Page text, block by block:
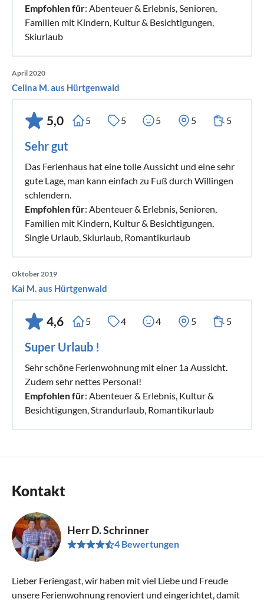
Empfohlen für: Abenteuer & Erlebnis, Senioren,
Familien mit Kindern, Kultur & Besichtigungen,
Skiurlaub
April 2020
Celina M. aus Hürtgenwald
5,0 5 5 5 5 5
Sehr gut
Das Ferienhaus hat eine tolle Aussicht und eine sehr
gute Lage, man kann einfach zu Fuß durch Willingen
schlendern.
Empfohlen für: Abenteuer & Erlebnis, Senioren,
Familien mit Kindern, Kultur & Besichtigungen,
Single Urlaub, Skiurlaub, Romantikurlaub
Oktober 2019
Kai M. aus Hürtgenwald
4,6 5 4 4 5 5
Super Urlaub !
Sehr schöne Ferienwohnung mit einer 1a Aussicht.
Zudem sehr nettes Personal!
Empfohlen für: Abenteuer & Erlebnis, Kultur &
Besichtigungen, Strandurlaub, Romantikurlaub
Kontakt
Herr D. Schrinner
4 Bewertungen
Lieber Feriengast, wir haben mit viel Liebe und Freude
unsere Ferienwohnung renoviert und eingerichtet, damit